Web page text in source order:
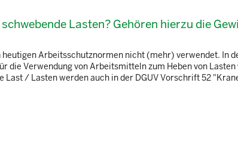
Lasten? Gehören hierzu die
heutigen Arbeitsschutznormen nicht (mehr) verwendet. In
die Verwendung von Arbeitsmitteln zum Heben von
Last / Lasten werden auch in der DGUV Vorschrift 52